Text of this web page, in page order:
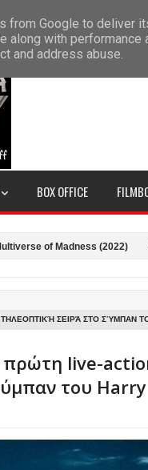
CONTACT SITEMAP
BOX OFFICE
of Madness (2022)
ΤΗΛΕΟΠΤΙΚΉ ΣΕΙΡΆ ΣΤΟ ΣΎΜΠΑΝ
πρώτη live-
του Harry
from Google to deliver
along with
and address abuse.